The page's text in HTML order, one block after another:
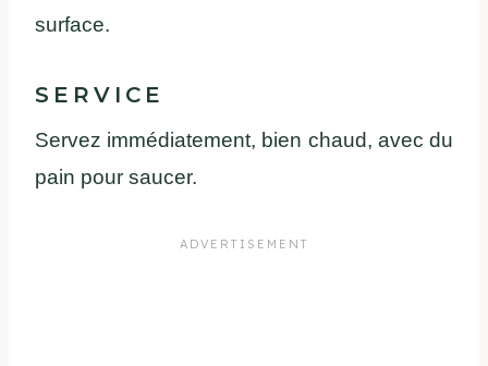
surface.
SERVICE
Servez immédiatement, bien chaud, avec du
pain pour saucer.